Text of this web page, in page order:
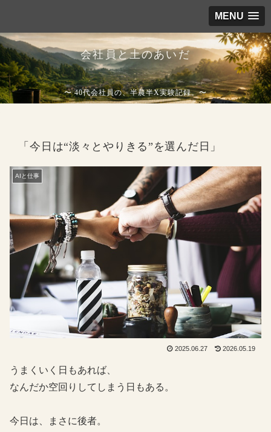
MENU
会社員と土のあいだ
〜 40代会社員の、半農半X実験記録。〜
「今日は“淡々とやりきる”を選んだ日」
AIと仕事
2025.06.27 2026.05.19
うまくいく日もあれば、
なんだか空回りしてしまう日もある。
今日は、まさに後者。